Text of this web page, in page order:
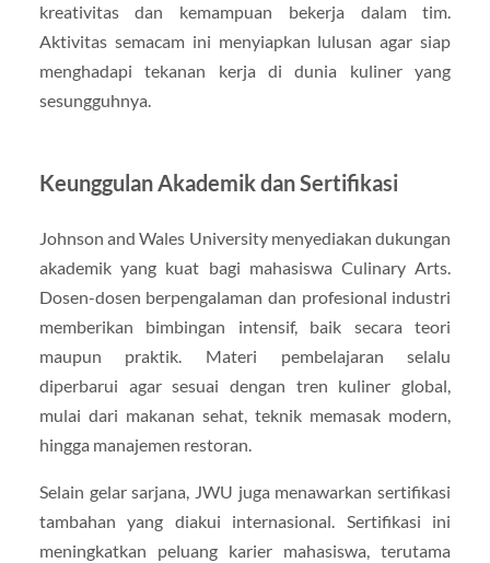
kreativitas dan kemampuan bekerja dalam tim.
Aktivitas semacam ini menyiapkan lulusan agar siap
menghadapi tekanan kerja di dunia kuliner yang
sesungguhnya.
Keunggulan Akademik dan Sertifikasi
Johnson and Wales University menyediakan dukungan
akademik yang kuat bagi mahasiswa Culinary Arts.
Dosen-dosen berpengalaman dan profesional industri
memberikan bimbingan intensif, baik secara teori
maupun praktik. Materi pembelajaran selalu
diperbarui agar sesuai dengan tren kuliner global,
mulai dari makanan sehat, teknik memasak modern,
hingga manajemen restoran.
Selain gelar sarjana, JWU juga menawarkan sertifikasi
tambahan yang diakui internasional. Sertifikasi ini
meningkatkan peluang karier mahasiswa, terutama